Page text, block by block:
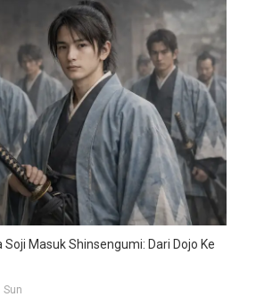
Masuk Shinsengumi: Dari Dojo Ke
Sun